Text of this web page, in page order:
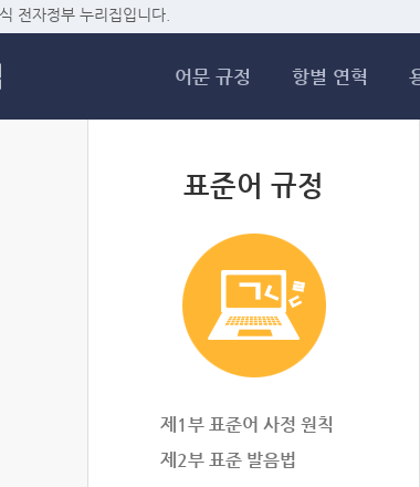
전자정부 누리집입니다.
어문 규정 항별 연혁
표준어 규정
제1부 표준어 사정 원칙
제2부 표준 발음법